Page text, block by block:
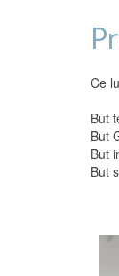
Ce
But
But
But
But